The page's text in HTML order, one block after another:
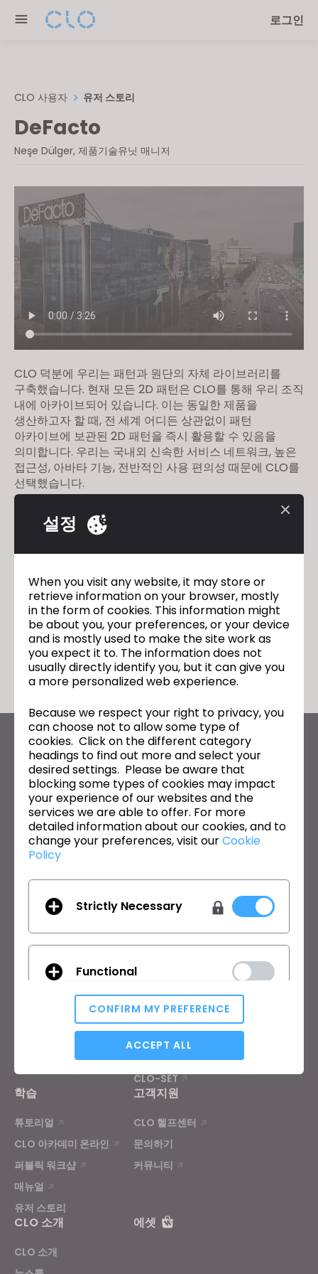
note:
system.
로그인
CLO 사용자 유저 스토리
DeFacto
Neşe Dülger, 제품기술유닛 매니저
CLO 덕분에 우리는 패턴과 원단의 자체 라이브러리를
구축했습니다. 현재 모든 2D 패턴은 CLO를 통해 우리 조직
내에 아카이브되어 있습니다. 이는 동일한 제품을
생산하고자 할 때, 전 세계 어디든 상관없이 패턴
아카이브에 보관된 2D 패턴을 즉시 활용할 수 있음을
의미합니다. 우리는 국내외 신속한 서비스 네트워크, 높은
접근성, 아바타 기능, 전반적인 사용 편의성 때문에 CLO를
선택했습니다.
TYH Textile
다음 Uniteks
돌아가기
CLO의 최신 정보
뉴스, 프로모션, 리소스 및 다양한 소식을 확인하세요.
이메일 주소
General Terms of Use,CLO Additional Terms,Privacy Policy에
동의합니다.
한국어
제품
무료 체험판
기업
교육기관
개인 및 학생
채용정보
원부자재 서비스
CLO-Vise
CLO-SET
학습
튜토리얼
CLO 아카데미 온라인
퍼블릭 워크샵
매뉴얼
유저 스토리
고객지원
CLO 헬프센터
문의하기
커뮤니티
CLO 소개
CLO 소개
에셋
설정
When you visit any website, it may store or
retrieve information on your browser, mostly
in the form of cookies. This information might
be about you, your preferences, or your device
and is mostly used to make the site work as
you expect it to. The information does not
usually directly identify you, but it can give you
a more personalized web experience.
Because we respect your right to privacy, you
can choose not to allow some type of
cookies. Click on the different category
headings to find out more and select your
desired settings. Please be aware that
blocking some types of cookies may impact
your experience of our websites and the
services we are able to offer. For more
detailed information about our cookies, and to
change your preferences, visit ourCookie
Policy
Strictly Necessary
Functional
Analytical / Performance
If you reject all, some features might not function
properly.Reject All
CONFIRM MY PREFERENCE
ACCEPT ALL